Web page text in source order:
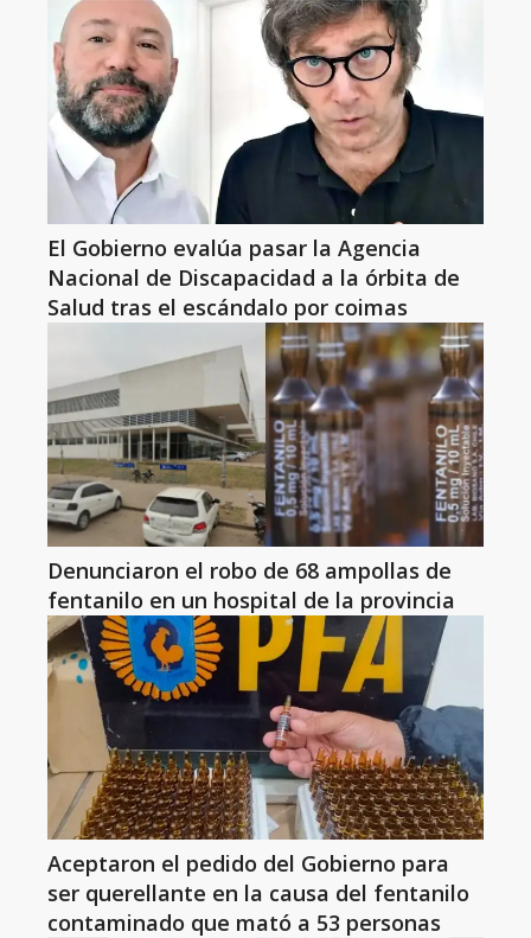
El Gobierno evalúa pasar la Agencia
Nacional de Discapacidad a la órbita de
Salud tras el escándalo por coimas
Denunciaron el robo de 68 ampollas de
fentanilo en un hospital de la provincia
Aceptaron el pedido del Gobierno para
ser querellante en la causa del fentanilo
contaminado que mató a 53 personas